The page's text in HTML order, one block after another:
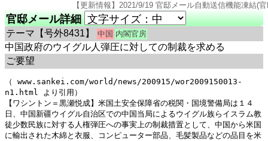
官邸メール詳細
テーマ 【号外8431】 中国 内閣官房
中国政府のウイグル人弾圧に対しての制裁を求める
ご要望
（ www.sankei.com/world/news/200915/wor2009150013-
n1.html より引用）
【ワシントン＝黒瀬悦成】米国土安全保障省の税関・国境警備局は１４
日、中国新疆ウイグル自治区での中国当局によるウイグル族らイスラム教
徒少数民族に対する人権弾圧への事実上の制裁措置として、中国から米国
に輸出された木綿と衣服、コンピューター部品、毛髪製品などの品目を米
【更新情報】2021/9/19 官邸メール自動送信機能凍結(